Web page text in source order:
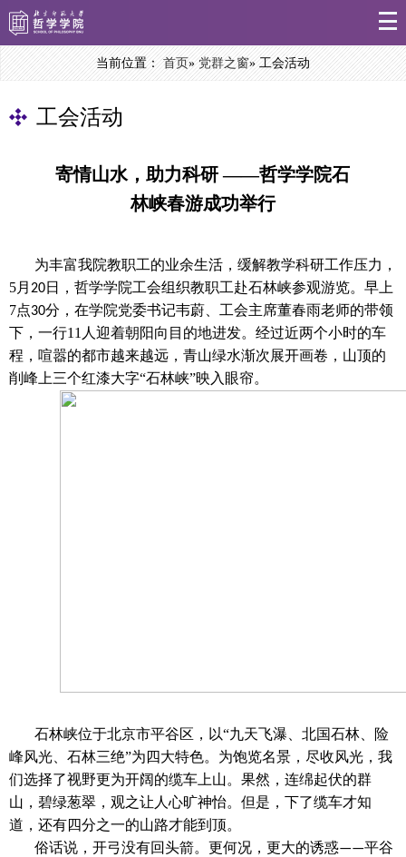
当前位置：首页»党群之窗» 工会活动
工会活动
寄情山水，助力科研 ——哲学学院石
林峡春游成功举行
为丰富我院教职工的业余生活，缓解教学科研工作压力，
5月 20日 ，哲学学院工会组织教职工赴石林峡参观游览。 早上
7点30分 ， 在学院党委书记韦蔚 、工会主席董春雨老师的带领
下，一行11 人迎着朝阳向 目的地进发。 经过近两个小时的车
程 ， 喧嚣的都市越来越远 ， 青山绿水渐次展开画卷 ， 山顶的
削峰 上三个红漆大字“石林峡”映入眼帘。
石林峡位于北京市平谷区， 以“九天飞瀑、北国石林、险
峰风光、石林三绝”为四大特色。为饱览名景 ，尽收风光，我
们选择了视野更为开阔的缆车上山。 果然，连绵起伏的群
山， 碧绿葱翠， 观之让人心旷神怡。但是，下了缆车才知
道，还有四分之一的山路才能到顶。
俗话说 ， 开弓没有回头箭。 更何况， 更大的诱惑——平谷